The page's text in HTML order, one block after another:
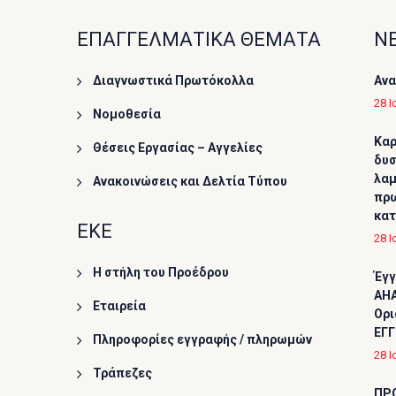
ΕΠΑΓΓΕΛΜΑΤΙΚΑ ΘΕΜΑΤΑ
Διαγνωστικά Πρωτόκολλα
Νομοθεσία
Θέσεις Εργασίας – Αγγελίες
Ανακοινώσεις και Δελτία Τύπου
ΕΚΕ
Η στήλη του Προέδρου
Εταιρεία
Πληροφορίες εγγραφής / πληρωμών
Τράπεζες
28
28
28